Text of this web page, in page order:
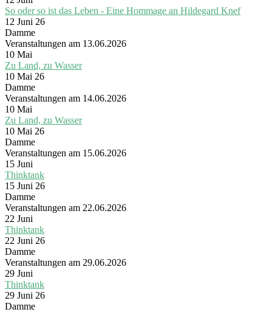
So oder so ist das Leben - Eine Hommage an Hildegard Knef
12 Juni 26
Damme
Veranstaltungen am 13.06.2026
10 Mai
Zu Land, zu Wasser
10 Mai 26
Damme
Veranstaltungen am 14.06.2026
10 Mai
Zu Land, zu Wasser
10 Mai 26
Damme
Veranstaltungen am 15.06.2026
15 Juni
Thinktank
15 Juni 26
Damme
Veranstaltungen am 22.06.2026
22 Juni
Thinktank
22 Juni 26
Damme
Veranstaltungen am 29.06.2026
29 Juni
Thinktank
29 Juni 26
Damme